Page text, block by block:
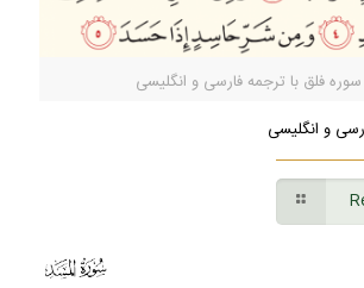
سوره فلق با ترجمه فارسی و انگلیسی
و انگلیسی